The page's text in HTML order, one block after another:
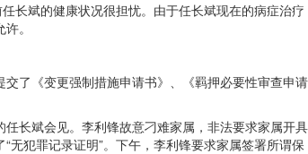
长斌的健康状况很担忧。由于任长斌现在的病症治疗
。
了《变更强制措施申请书》、《羁押必要性审查申请
长斌会见。李利锋故意刁难家属，非法要求家属开具
无犯罪记录证明”。下午，李利锋要求家属签署所谓保